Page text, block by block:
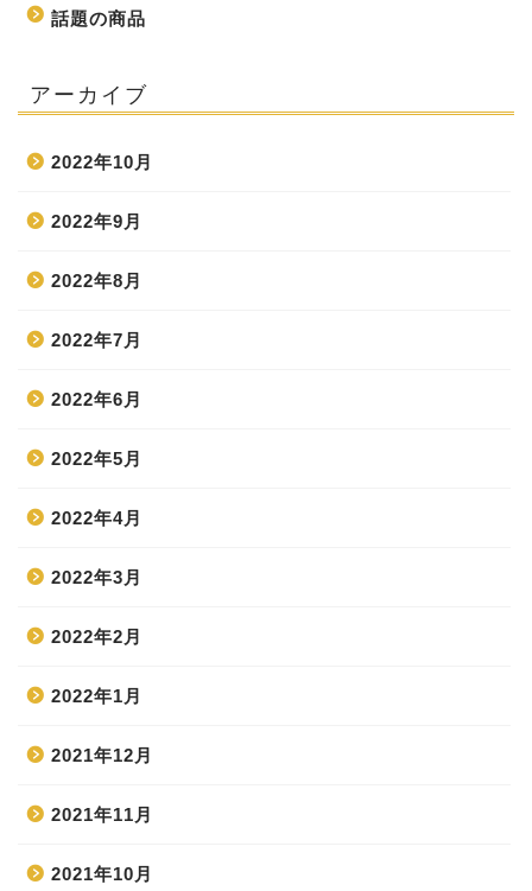
話題の商品
アーカイブ
2022年10月
2022年9月
2022年8月
2022年7月
2022年6月
2022年5月
2022年4月
2022年3月
2022年2月
2022年1月
2021年12月
2021年11月
2021年10月